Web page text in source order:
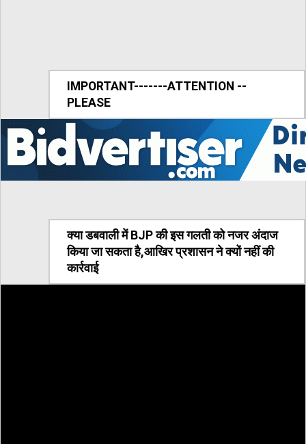
IMPORTANT-------ATTENTION --
PLEASE
क्या डबवाली में BJP की इस गलती को नजर अंदाज
किया जा सकता है,आखिर प्रशासन ने क्यों नहीं की
कार्रवाई